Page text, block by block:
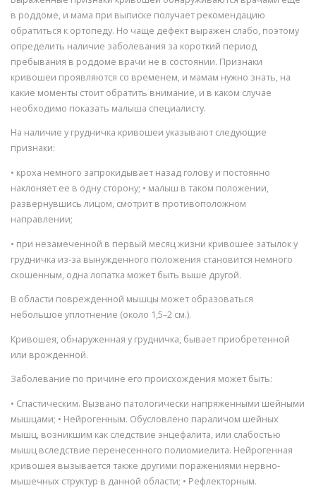
в роддоме, и мама при выписке получает рекомендацию
обратиться к ортопеду. Но чаще дефект выражен слабо, поэтому
определить наличие заболевания за короткий период
пребывания в роддоме врачи не в состоянии. Признаки
кривошеи проявляются со временем, и мамам нужно знать, на
какие моменты стоит обратить внимание, и в каком случае
необходимо показать малыша специалисту.
На наличие у грудничка кривошеи указывают следующие
признаки:
• кроха немного запрокидывает назад голову и постоянно
наклоняет ее в одну сторону; • малыш в таком положении,
развернувшись лицом, смотрит в противоположном
направлении;
• при незамеченной в первый месяц жизни кривошее затылок у
грудничка из-за вынужденного положения становится немного
скошенным, одна лопатка может быть выше другой.
В области поврежденной мышцы может образоваться
небольшое уплотнение (около 1,5–2 см.).
Кривошея, обнаруженная у грудничка, бывает приобретенной
или врожденной.
Заболевание по причине его происхождения может быть:
• Спастическим. Вызвано патологически напряженными шейными
мышцами; • Нейрогенным. Обусловлено параличом шейных
мышц, возникшим как следствие энцефалита, или слабостью
мышц вследствие перенесенного полиомиелита. Нейрогенная
кривошея вызывается также другими поражениями нервно-
мышечных структур в данной области; • Рефлекторным.